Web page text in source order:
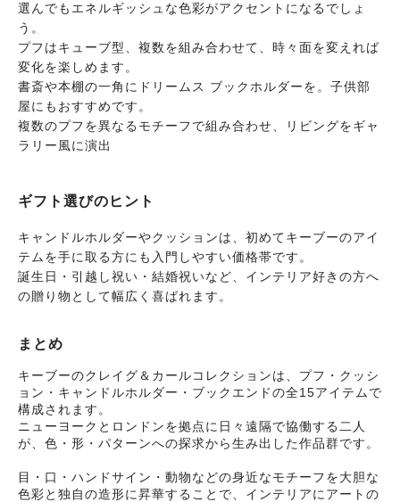
選んでもエネルギッシュな色彩がアクセントになるでしょ
う。
プフはキューブ型、複数を組み合わせて、時々面を変えれば
変化を楽しめます。
書斎や本棚の一角にドリームス ブックホルダーを。子供部
屋にもおすすめです。
複数のプフを異なるモチーフで組み合わせ、リビングをギャ
ラリー風に演出
ギフト選びのヒント
キャンドルホルダーやクッションは、初めてキーブーのアイ
テムを手に取る方にも入門しやすい価格帯です。
誕生日・引越し祝い・結婚祝いなど、インテリア好きの方へ
の贈り物として幅広く喜ばれます。
まとめ
キーブーのクレイグ＆カールコレクションは、プフ・クッシ
ョン・キャンドルホルダー・ブックエンドの全15アイテムで
構成されます。
ニューヨークとロンドンを拠点に日々遠隔で協働する二人
が、色・形・パターンへの探求から生み出した作品群です。
目・口・ハンドサイン・動物などの身近なモチーフを大胆な
色彩と独自の造形に昇華することで、インテリアにアートの